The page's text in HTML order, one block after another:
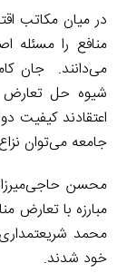
در میان مکاتب
منافع را مسئله
شیوه حل تعارض
اعتقادند کیفیت
جامعه می‌توان
محسن
مبارزه با تعارض
محمد
خود شدند.